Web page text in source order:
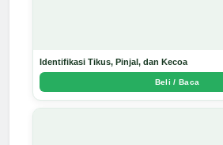
Identifikasi Tikus, Pinjal, dan Kecoa
Beli / Baca